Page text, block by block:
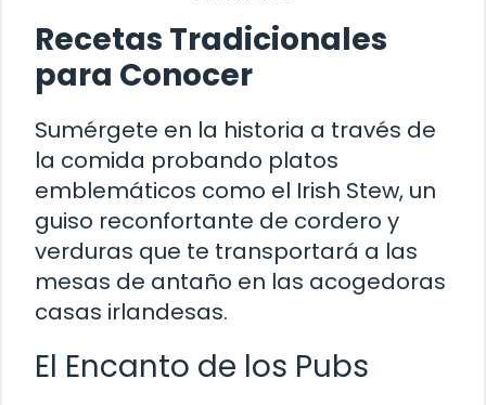
Recetas Tradicionales
para Conocer
Sumérgete en la historia a través de
la comida probando platos
emblemáticos como el Irish Stew, un
guiso reconfortante de cordero y
verduras que te transportará a las
mesas de antaño en las acogedoras
casas irlandesas.
El Encanto de los Pubs